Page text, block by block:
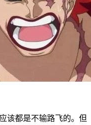
该都是不输路飞的。但